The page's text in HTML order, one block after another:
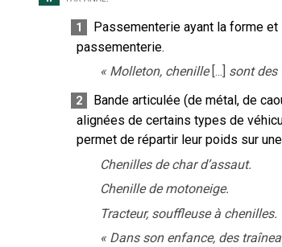
1 Passementerie ayant la forme et
passementerie.
« Molleton, chenille [...] sont des
2
Bande articulée (de métal, de
alignées de certains types de
permet de répartir leur poids sur
Chenilles de char d’assaut.
Chenille de motoneige.
Tracteur, souffleuse à chenilles.
« Dans son enfance, des